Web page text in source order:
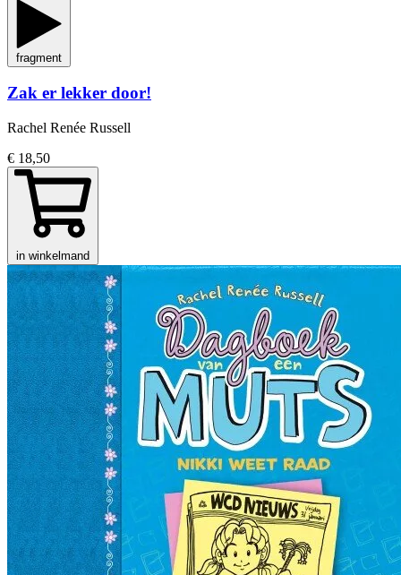
fragment
Zak er lekker door!
Rachel Renée Russell
€ 18,50
in winkelmand